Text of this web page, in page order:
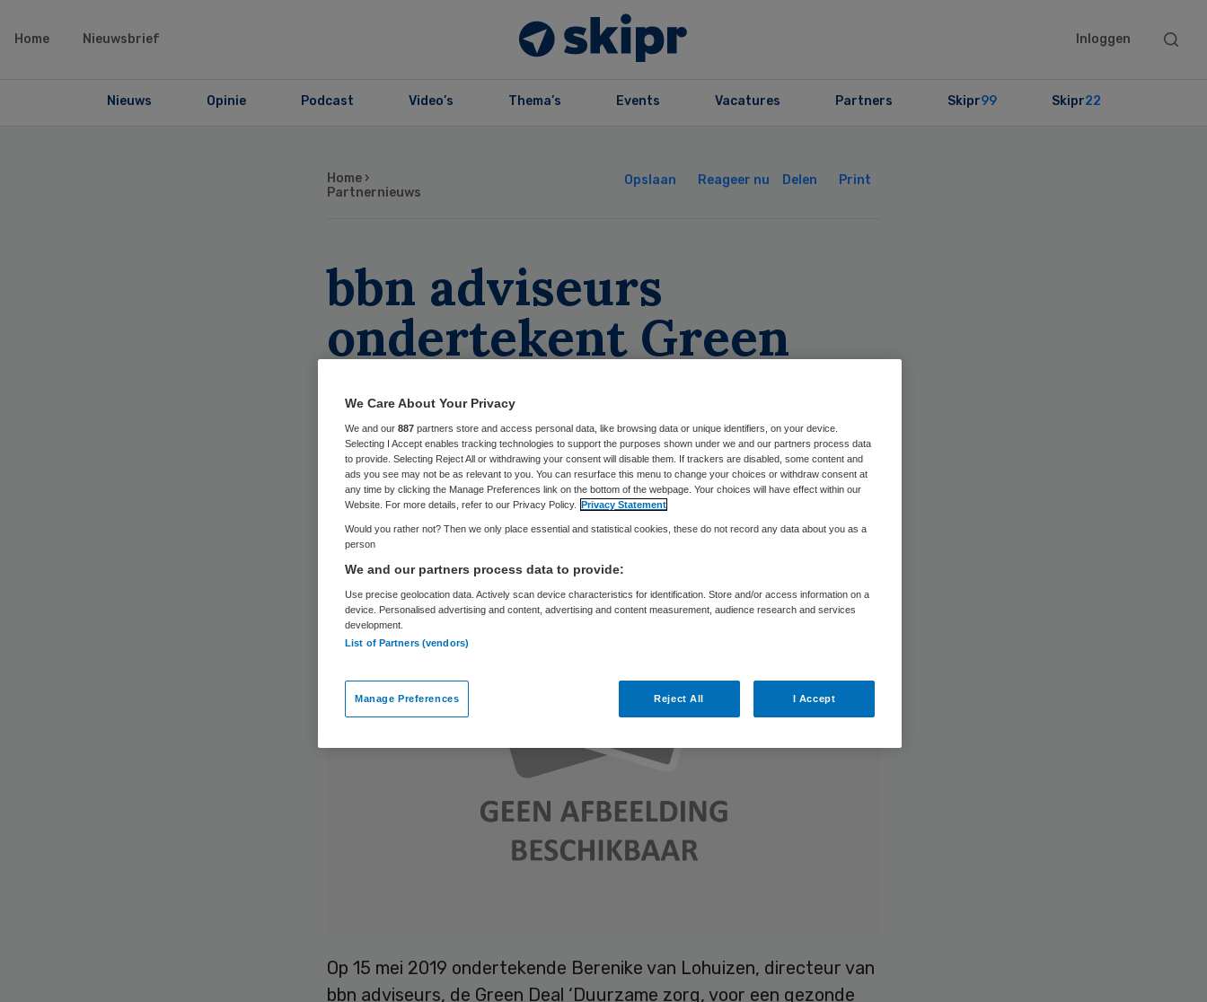
Home Nieuwsbrief Inloggen
Search
Nieuws Opinie Podcast Video’s Thema’s Events Vacatures Partners Skipr99 Skipr22
Home ›
Partnernieuws
Opslaan Reageer nu Delen Print
bbn adviseurs
ondertekent Green
Deal ‘Duurzame zorg’
Partner 16 mei 2019,08:30 56 keer gelezen
Op 15 mei 2019 ondertekende Berenike van Lohuizen, directeur van
bbn adviseurs, de Green Deal ‘Duurzame zorg, voor een gezonde
We Care About Your Privacy
We and our 887 partners store and access personal data, like browsing data or unique identifiers, on your device.
Selecting I Accept enables tracking technologies to support the purposes shown under we and our partners process data
to provide. Selecting Reject All or withdrawing your consent will disable them. If trackers are disabled, some content and
ads you see may not be as relevant to you. You can resurface this menu to change your choices or withdraw consent at
any time by clicking the Manage Preferences link on the bottom of the webpage. Your choices will have effect within our
Website. For more details, refer to our Privacy Policy. Privacy Statement
Would you rather not? Then we only place essential and statistical cookies, these do not record any data about you as a
person
We and our partners process data to provide:
Use precise geolocation data. Actively scan device characteristics for identification. Store and/or access information on a
device. Personalised advertising and content, advertising and content measurement, audience research and services
development.
List of Partners (vendors)
Manage Preferences Reject All I Accept